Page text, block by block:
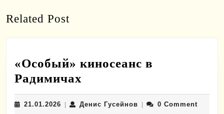
post:
Related Post
«Особый» киносеанс в
Радимичах
киносеанс
в
21.01.2026 21.01.2026
| Денис ГусейновДенис
| 0 Comment